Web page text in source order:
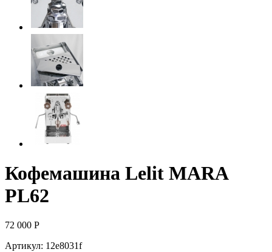
Кофемашина Lelit MARA
PL62
72 000 Р
Артикул: 12e8031f